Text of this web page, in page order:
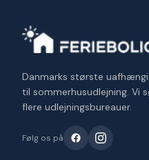
Danmarks største
til sommerhusudlejning. Vi
flere udlejningsbureauer.
Følg os på